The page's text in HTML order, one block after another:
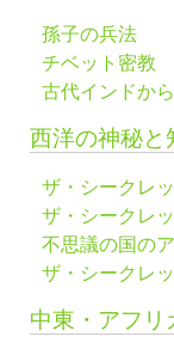
孫子の兵法
チベット密教
古代インドか
西洋の神秘と
ザ・シークレ
ザ・シークレ
不思議の国の
ザ・シークレ
中東・アフ